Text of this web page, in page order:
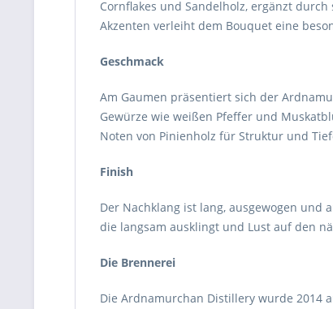
Cornflakes und Sandelholz, ergänzt
Akzenten verleiht dem Bouquet eine
Geschmack
Am Gaumen präsentiert sich der
Gewürze wie weißen Pfeffer und
Noten von Pinienholz für Struktur und
Finish
Der Nachklang ist lang, ausgewogen
die langsam ausklingt und Lust auf den
Die Brennerei
Die Ardnamurchan Distillery wurde 2014